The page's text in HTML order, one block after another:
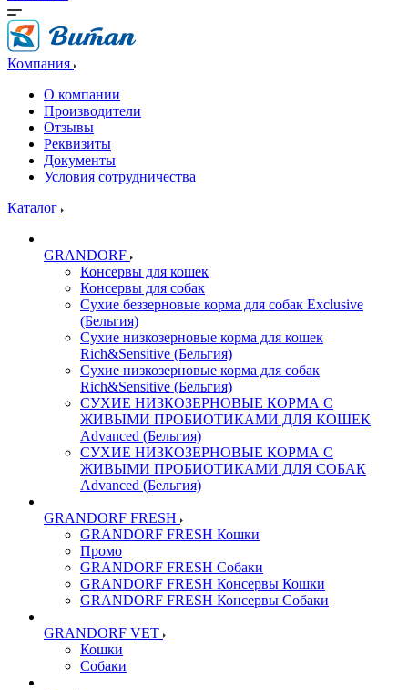
Компания
О компании
Производители
Отзывы
Реквизиты
Документы
Условия сотрудничества
Каталог
GRANDORF
Консервы для кошек
Консервы для собак
Сухие беззерновые корма для собак Exclusive
(Бельгия)
Сухие низкозерновые корма для кошек
Rich&Sensitive (Бельгия)
Сухие низкозерновые корма для собак
Rich&Sensitive (Бельгия)
СУХИЕ НИЗКОЗЕРНОВЫЕ КОРМА С
ЖИВЫМИ ПРОБИОТИКАМИ ДЛЯ КОШЕК
Advanced (Бельгия)
СУХИЕ НИЗКОЗЕРНОВЫЕ КОРМА С
ЖИВЫМИ ПРОБИОТИКАМИ ДЛЯ СОБАК
Advanced (Бельгия)
GRANDORF FRESH
GRANDORF FRESH Кошки
Промо
GRANDORF FRESH Собаки
GRANDORF FRESH Консервы Кошки
GRANDORF FRESH Консервы Собаки
GRANDORF VET
Кошки
Собаки